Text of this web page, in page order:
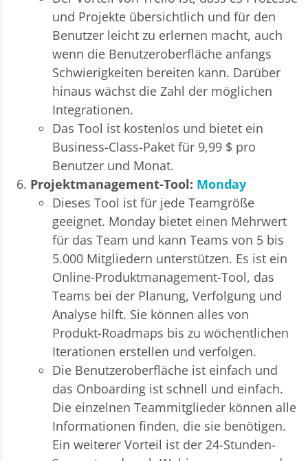
und Projekte übersichtlich und für den
Benutzer leicht zu erlernen macht, auch
wenn die Benutzeroberfläche anfangs
Schwierigkeiten bereiten kann. Darüber
hinaus wächst die Zahl der möglichen
Integrationen.
Das Tool ist kostenlos und bietet ein
Business-Class-Paket für 9,99 $ pro
Benutzer und Monat.
Projektmanagement-Tool: Monday
Dieses Tool ist für jede Teamgröße
geeignet. Monday bietet einen Mehrwert
für das Team und kann Teams von 5 bis
5.000 Mitgliedern unterstützen. Es ist ein
Online-Produktmanagement-Tool, das
Teams bei der Planung, Verfolgung und
Analyse hilft. Sie können alles von
Produkt-Roadmaps bis zu wöchentlichen
Iterationen erstellen und verfolgen.
Die Benutzeroberfläche ist einfach und
das Onboarding ist schnell und einfach.
Die einzelnen Teammitglieder können alle
Informationen finden, die sie benötigen.
Ein weiterer Vorteil ist der 24-Stunden-